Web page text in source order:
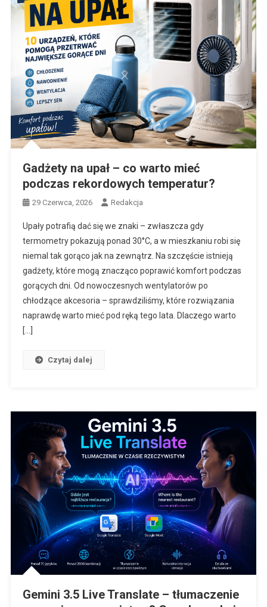
Gadżety na upał – co warto mieć
podczas rekordowych temperatur?
29 Czerwca, 2026 Redakcja
Upały potrafią dać się we znaki – zwłaszcza gdy
termometry pokazują ponad 30°C, a w mieszkaniu robi się
niemal tak gorąco jak na zewnątrz. Na szczęście istnieją
gadżety, które mogą znacząco poprawić komfort podczas
gorących dni. Od nowoczesnych wentylatorów po
chłodzące akcesoria – sprawdziliśmy, które rozwiązania
naprawdę warto mieć pod ręką tego lata. Dlaczego warto
[…]
Czytaj dalej
Gemini 3.5 Live Translate – tłumaczenie